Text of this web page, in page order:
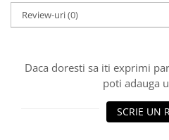
Review-uri(0)
Daca doresti sa iti exprimi
poti adauga
SCRIE UN